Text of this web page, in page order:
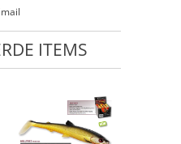
ITEMS